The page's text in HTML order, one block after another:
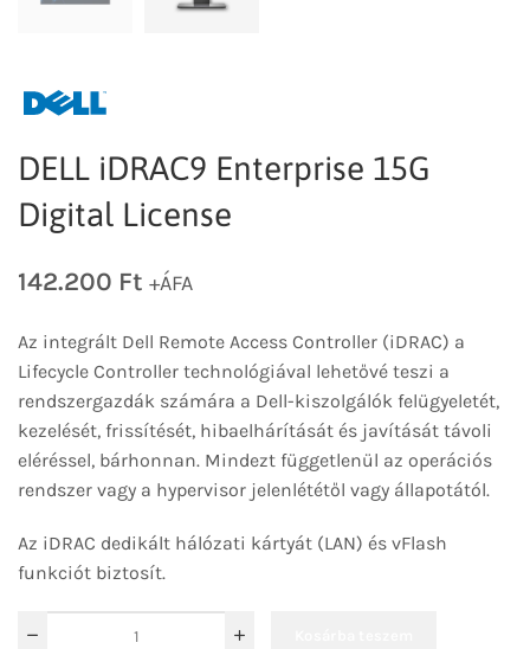
DELL iDRAC9 Enterprise 15G
Digital License
142.200 Ft +ÁFA
Az integrált Dell Remote Access Controller (iDRAC) a
Lifecycle Controller technológiával lehetővé teszi a
rendszergazdák számára a Dell-kiszolgálók felügyeletét,
kezelését, frissítését, hibaelhárítását és javítását távoli
eléréssel, bárhonnan. Mindezt függetlenül az operációs
rendszer vagy a hypervisor jelenlététől vagy állapotától.
Az iDRAC dedikált hálózati kártyát (LAN) és vFlash
funkciót biztosít.